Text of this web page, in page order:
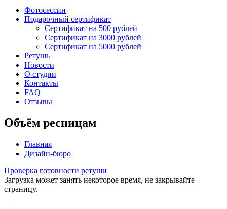
Фотосессии
Подарочный сертификат
Сертификат на 500 рублей
Сертификат на 3000 рублей
Сертификат на 5000 рублей
Ретушь
Новости
О студии
Контакты
FAQ
Отзывы
Объём ресницам
Главная
Дизайн-бюро
Проверка готовности ретуши
Загрузка может занять некоторое время, не закрывайте
страницу.